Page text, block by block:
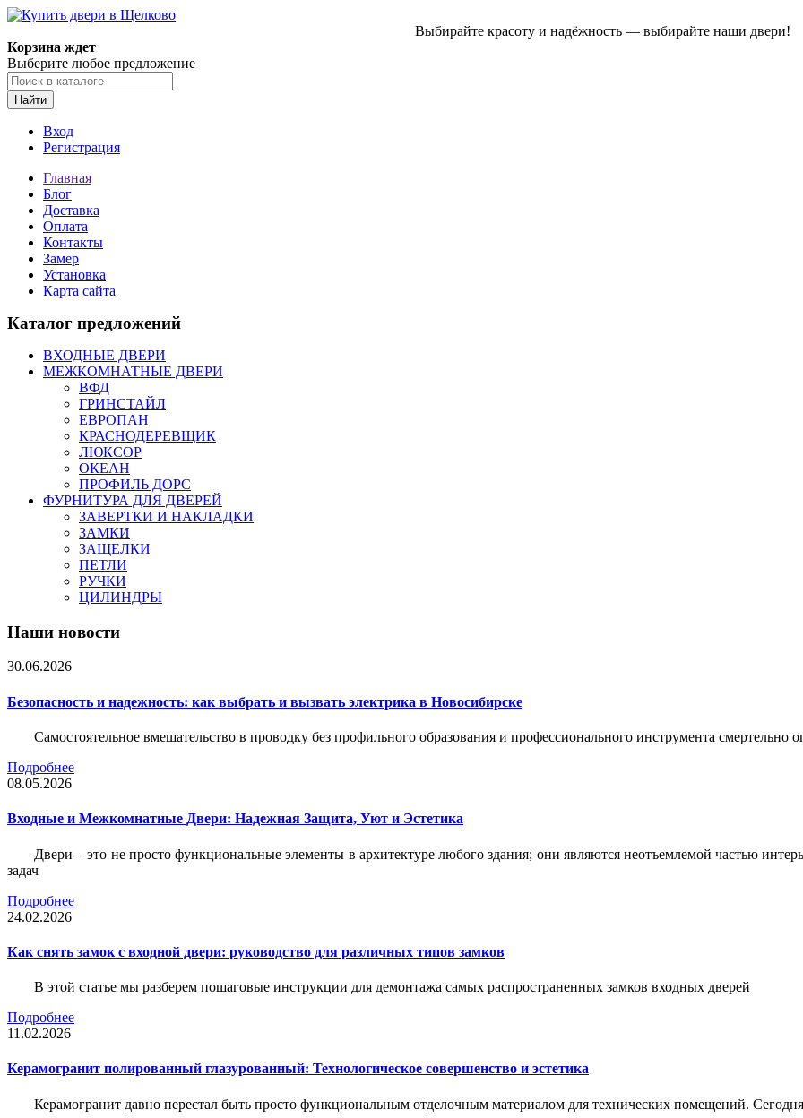
Выбирайте красоту и надёжность — выбирайте наши двери!
Корзина ждет
Выберите любое предложение
Найти
Вход
Регистрация
Главная
Блог
Доставка
Оплата
Контакты
Замер
Установка
Карта сайта
Каталог предложений
ВХОДНЫЕ ДВЕРИ
МЕЖКОМНАТНЫЕ ДВЕРИ
ВФД
ГРИНСТАЙЛ
ЕВРОПАН
КРАСНОДЕРЕВЩИК
ЛЮКСОР
ОКЕАН
ПРОФИЛЬ ДОРС
ФУРНИТУРА ДЛЯ ДВЕРЕЙ
ЗАВЕРТКИ И НАКЛАДКИ
ЗАМКИ
ЗАЩЕЛКИ
ПЕТЛИ
РУЧКИ
ЦИЛИНДРЫ
Наши новости
30.06.2026
Безопасность и надежность: как выбрать и вызвать электрика в Новосибирске
Самостоятельное вмешательство в проводку без профильного образования и профессионального инструмента смертельно
Подробнее
08.05.2026
Входные и Межкомнатные Двери: Надежная Защита, Уют и Эстетика
Двери – это не просто функциональные элементы в архитектуре любого здания; они являются неотъемлемой частью
задач
Подробнее
24.02.2026
Как снять замок с входной двери: руководство для различных типов замков
В этой статье мы разберем пошаговые инструкции для демонтажа самых распространенных замков входных дверей
Подробнее
11.02.2026
Керамогранит полированный глазурованный: Технологическое совершенство и эстетика
Керамогранит давно перестал быть просто функциональным отделочным материалом для технических помещений.